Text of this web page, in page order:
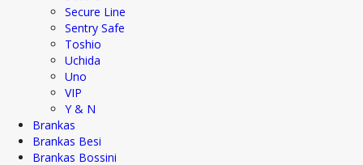
Secure Line
Sentry Safe
Toshio
Uchida
Uno
VIP
Y & N
Brankas
Brankas Besi
Brankas Bossini